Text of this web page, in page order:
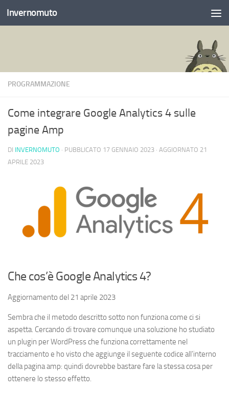
Salta al contenuto
Invernomuto
PROGRAMMAZIONE
Come integrare Google Analytics 4 sulle
pagine Amp
DI INVERNOMUTO · PUBBLICATO 17 GENNAIO 2023 · AGGIORNATO 21
APRILE 2023
Che cos’è Google Analytics 4?
Aggiornamento del 21 aprile 2023
Sembra che il metodo descritto sotto non funziona come ci si
aspetta. Cercando di trovare comunque una soluzione ho studiato
un plugin per WordPress che funziona correttamente nel
tracciamento e ho visto che aggiunge il seguente codice all’interno
della pagina amp: quindi dovrebbe bastare fare la stessa cosa per
ottenere lo stesso effetto.